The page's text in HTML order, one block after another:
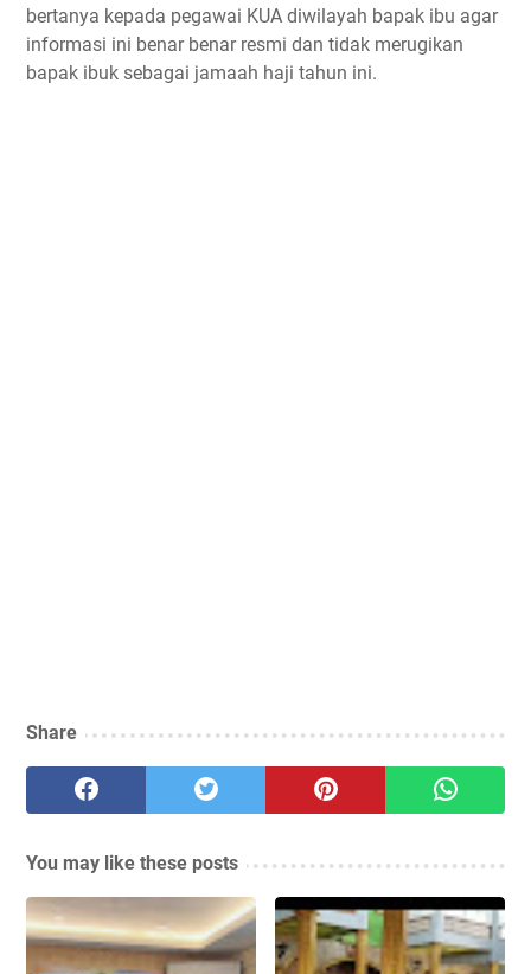
bertanya kepada pegawai KUA diwilayah bapak ibu agar
informasi ini benar benar resmi dan tidak merugikan
bapak ibuk sebagai jamaah haji tahun ini.
Share
You may like these posts